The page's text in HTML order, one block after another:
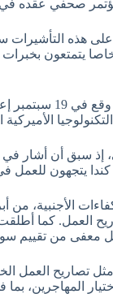
هذه
يتمتعون
يتجهون للعمل
الأجنبية، من
معفى من تقييم
تصاريح العمل
المهاجرين،